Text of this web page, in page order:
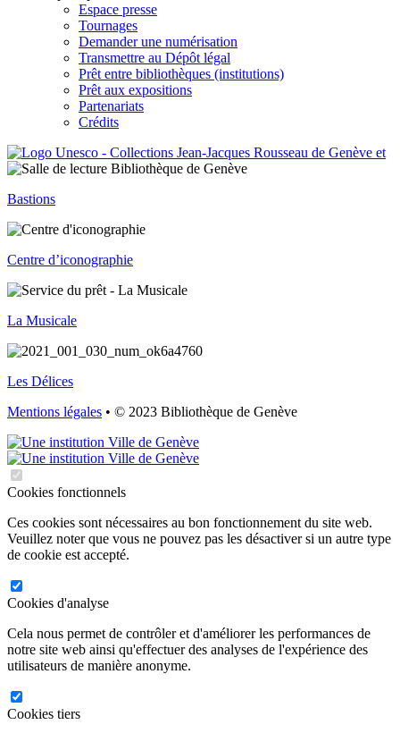
Espace presse
Tournages
Demander une numérisation
Transmettre au Dépôt légal
Prêt entre bibliothèques (institutions)
Prêt aux expositions
Partenariats
Crédits
Bastions
Centre d’iconographie
La Musicale
Les Délices
Mentions légales • © 2023 Bibliothèque de Genève
Cookies fonctionnels
Ces cookies sont nécessaires au bon fonctionnement du site web.
Veuillez noter que vous ne pouvez pas les désactiver si un autre type
de cookie est accepté.
Cookies d'analyse
Cela nous permet de contrôler et d'améliorer les performances de
notre site web ainsi qu'effectuer des analyses de l'expérience des
utilisateurs de manière anonyme.
Cookies tiers